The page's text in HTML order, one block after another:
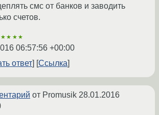
смс от банков и заводить
счетов.
06:57:56 +00:00
ответ
Ссылка
от Promusik 28.01.2016